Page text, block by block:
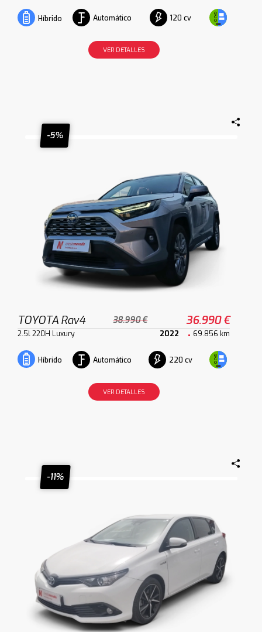
Híbrido Automático 120 cv
VER DETALLES
-5%
TOYOTA Rav4 38.990 € 36.990 €
2.5l 220H Luxury 2022 69.856 km
Híbrido Automático 220 cv
VER DETALLES
-11%